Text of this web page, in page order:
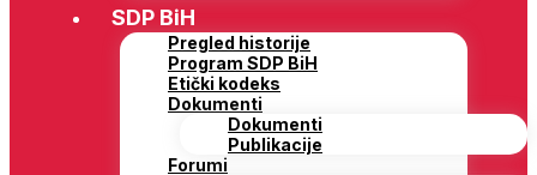
SDP BiH
Pregled historije
Program SDP BiH
Etički kodeks
Dokumenti
Dokumenti
Publikacije
Forumi